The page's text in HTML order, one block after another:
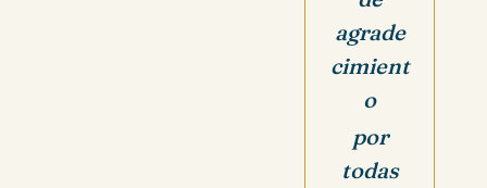
agrade
cimient
o
por
todas